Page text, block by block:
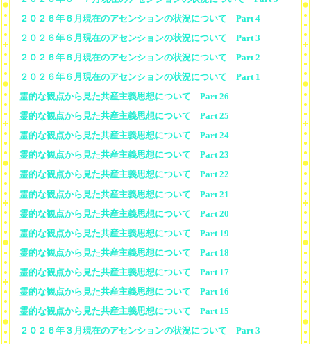
２０２６年６月現在のアセンションの状況について Part 4
２０２６年６月現在のアセンションの状況について Part 3
２０２６年６月現在のアセンションの状況について Part 2
２０２６年６月現在のアセンションの状況について Part 1
霊的な観点から見た共産主義思想について Part 26
霊的な観点から見た共産主義思想について Part 25
霊的な観点から見た共産主義思想について Part 24
霊的な観点から見た共産主義思想について Part 23
霊的な観点から見た共産主義思想について Part 22
霊的な観点から見た共産主義思想について Part 21
霊的な観点から見た共産主義思想について Part 20
霊的な観点から見た共産主義思想について Part 19
霊的な観点から見た共産主義思想について Part 18
霊的な観点から見た共産主義思想について Part 17
霊的な観点から見た共産主義思想について Part 16
霊的な観点から見た共産主義思想について Part 15
２０２６年３月現在のアセンションの状況について Part 3